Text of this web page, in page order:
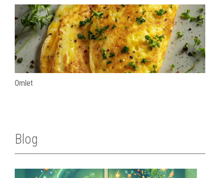
Omlet
Blog